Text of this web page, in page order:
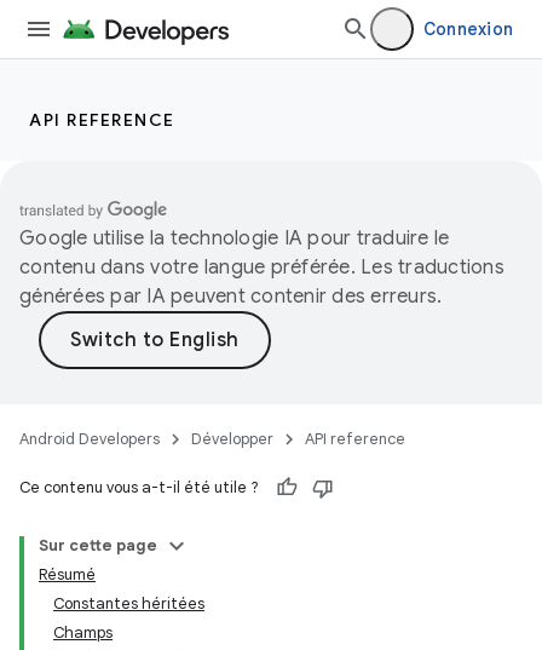
Connexion
API REFERENCE
Google utilise la technologie IA pour traduire le
contenu dans votre langue préférée. Les traductions
générées par IA peuvent contenir des erreurs.
Android Developers Développer API reference
Ce contenu vous a-t-il été utile ?
Sur cette page
Résumé
Constantes héritées
Champs